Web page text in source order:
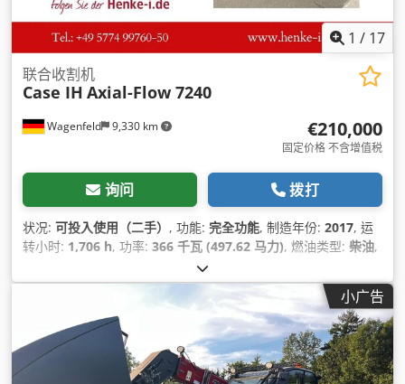
1 / 17
Wagenfeld 9,330 km
联合收割机
Case IH Axial-Flow 7240
€210,000
固定价格 不含增值税
询问 拨打
状况: 可投入使用（二手） , 功能: 完全功能, 制造年份: 2017, 运
转小时: 1,706 h, 功率: 366 千瓦 (497.62 马力), 燃油类型: 柴油,
, 首次注册:
07/2026, 后轮轮胎尺寸:500/85 R24, 机器/车辆编号:
拖车连接装置, 油菜割刀, 照明, 空调, 驾驶室,
小广告